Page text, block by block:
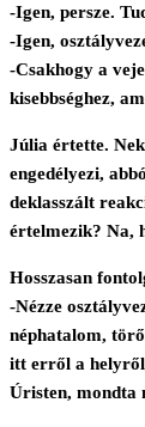
-Igen, persze.
-Igen,
-Csakhogy a
kisebbséghez,
Júlia értette.
engedélyezi,
deklasszált
értelmezik? Na,
Hosszasan
-Nézze
néphatalom,
itt erről a
Úristen, mondta